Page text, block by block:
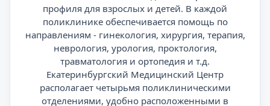
профиля для взрослых и детей. В каждой
поликлинике обеспечивается помощь по
направлениям - гинекология, хирургия, терапия,
неврология, урология, проктология,
травматология и ортопедия и т.д.
Екатеринбургский Медицинский Центр
располагает четырьмя поликлиническими
отделениями, удобно расположенными в